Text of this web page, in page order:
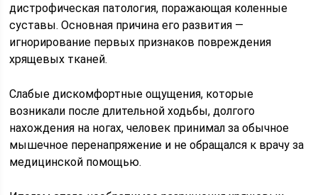
дистрофическая патология, поражающая коленные
суставы. Основная причина его развития —
игнорирование первых признаков повреждения
хрящевых тканей.
Слабые дискомфортные ощущения, которые
возникали после длительной ходьбы, долгого
нахождения на ногах, человек принимал за обычное
мышечное перенапряжение и не обращался к врачу за
медицинской помощью.